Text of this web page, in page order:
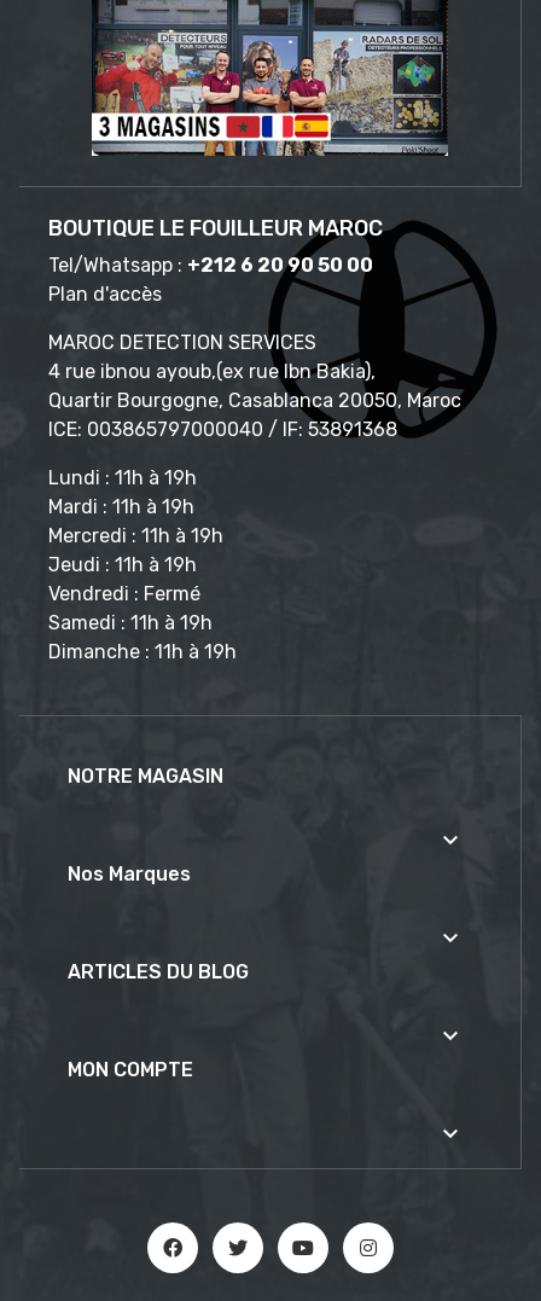
BOUTIQUE LE FOUILLEUR MAROC
Tel/Whatsapp : +212 6 20 90 50 00
Plan d'accès
MAROC DETECTION SERVICES
4 rue ibnou ayoub,(ex rue Ibn Bakia),
Quartir Bourgogne, Casablanca 20050, Maroc
ICE: 003865797000040 / IF: 53891368
Lundi : 11h à 19h
Mardi : 11h à 19h
Mercredi : 11h à 19h
Jeudi : 11h à 19h
Vendredi : Fermé
Samedi : 11h à 19h
Dimanche : 11h à 19h
NOTRE MAGASIN

Nos Marques

ARTICLES DU BLOG

MON COMPTE
